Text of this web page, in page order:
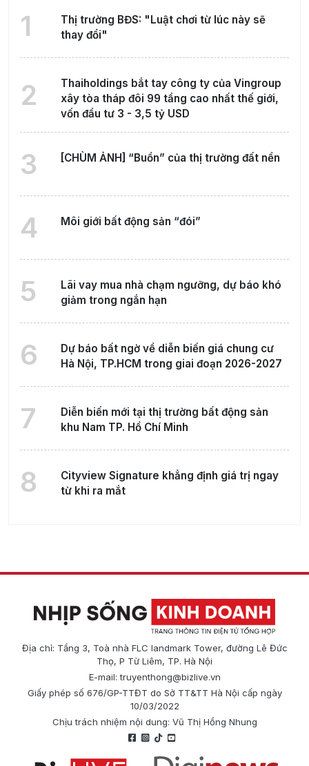
1
Thị trường BĐS: "Luật chơi từ lúc này sẽ
thay đổi"
2
Thaiholdings bắt tay công ty của Vingroup
xây tòa tháp đôi 99 tầng cao nhất thế giới,
vốn đầu tư 3 - 3,5 tỷ USD
3 [CHÙM ẢNH] “Buồn” của thị trường đất nền
4 Môi giới bất động sản “đói”
5
Lãi vay mua nhà chạm ngưỡng, dự báo khó
giảm trong ngắn hạn
6
Dự báo bất ngờ về diễn biến giá chung cư
Hà Nội, TP.HCM trong giai đoạn 2026-2027
7
Diễn biến mới tại thị trường bất động sản
khu Nam TP. Hồ Chí Minh
8
Cityview Signature khẳng định giá trị ngay
từ khi ra mắt
Địa chỉ: Tầng 3, Toà nhà FLC landmark Tower, đường Lê Đức
Thọ, P Từ Liêm, TP. Hà Nội
E-mail:truyenthong@bizlive.vn
Giấy phép số 676/GP-TTĐT do Sở TT&TT Hà Nội cấp ngày
10/03/2022
Chịu trách nhiệm nội dung: Vũ Thị Hồng Nhung